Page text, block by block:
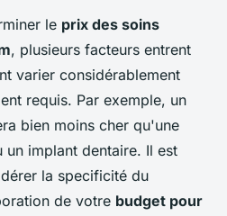
le prix des soins
, plusieurs facteurs entrent
varier considérablement
requis. Par exemple, un
bien moins cher qu'une
implant dentaire. Il est
la specificité du
de votre budget pour